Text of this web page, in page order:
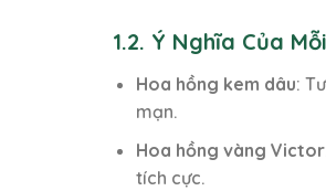
1.2. Ý Nghĩa Của
Hoa hồng kem dâu:
mạn.
Hoa hồng vàng Victor
tích cực.